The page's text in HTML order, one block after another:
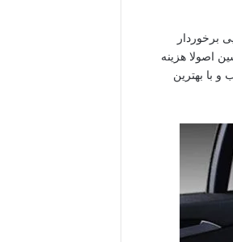
برخوردار
اصولا هزینه
با بهترین